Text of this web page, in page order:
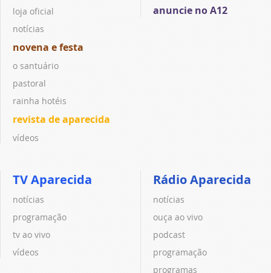
loja oficial
notícias
novena e festa
o santuário
pastoral
rainha hotéis
revista de aparecida
vídeos
anuncie no A12
TV Aparecida
notícias
programação
tv ao vivo
vídeos
Rádio Aparecida
notícias
ouça ao vivo
podcast
programação
programas